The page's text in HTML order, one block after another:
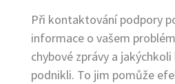
Při kontaktování podpory
informace o vašem
chybové zprávy a
podnikli. To jim pomůže